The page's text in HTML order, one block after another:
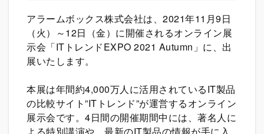
アラームボックス株式会社は、2021年11月9日
（火）～12日（金）に開催されるオンライン展
示会「ITトレンドEXPO 2021 Autumn」に、出
展いたします。
本展は年間約4,000万人に活用されているIT製品
の比較サイト”ITトレンド”が運営するオンライン
展示会です。4日間の開催期間中には、著名人に